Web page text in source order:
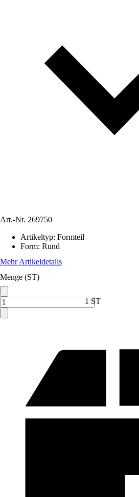
Art.-Nr. 269750
Artikeltyp: Formteil
Form: Rund
Mehr Artikeldetails
Menge (ST)
1 ST